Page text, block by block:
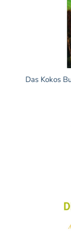
Das Kokos